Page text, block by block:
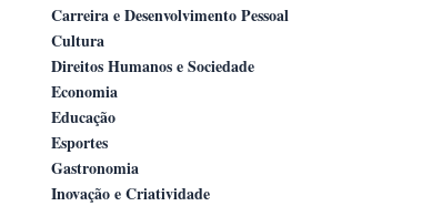
Carreira e Desenvolvimento Pessoal
Cultura
Direitos Humanos e Sociedade
Economia
Educação
Esportes
Gastronomia
Inovação e Criatividade